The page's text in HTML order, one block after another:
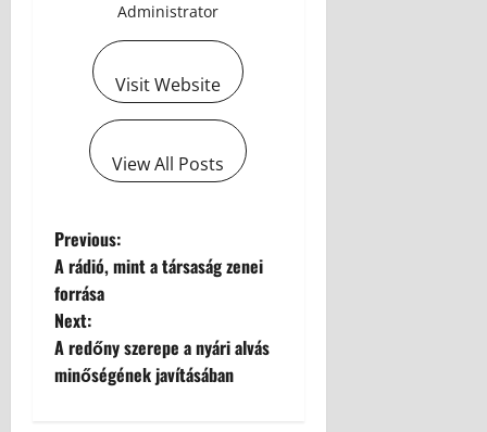
Administrator
Visit Website
View All Posts
Previous:
A rádió, mint a társaság zenei
forrása
Next:
A redőny szerepe a nyári alvás
minőségének javításában